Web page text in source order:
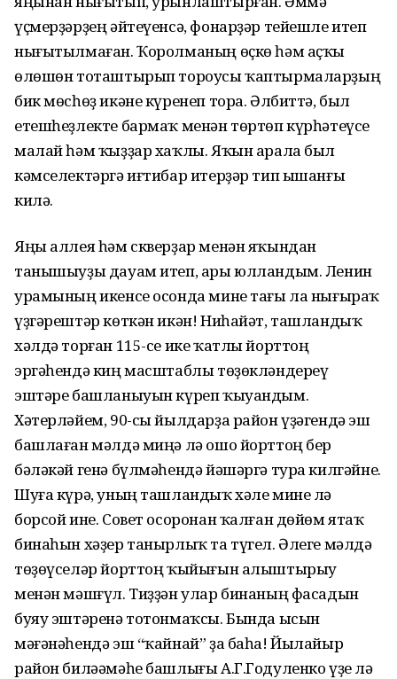
үҫмерҙәрҙең әйтеүенсә, фонарҙәр тейешле итеп
нығытылмаған. Ҡоролманың өҫкө һәм аҫҡы
өлөшөн тоташтырып тороусы ҡаптырмаларҙың
бик мөсһөҙ икәне күренеп тора. Әлбиттә, был
етешһеҙлекте бармаҡ менән төртөп күрһәтеүсе
малай һәм ҡыҙҙар хаҡлы. Яҡын арала был
кәмселектәргә иғтибар итерҙәр тип ышанғы
килә.
Яңы аллея һәм скверҙар менән яҡындан
танышыуҙы дауам итеп, ары юлландым. Ленин
урамының икенсе осонда мине тағы ла нығыраҡ
үҙгәрештәр көткән икән! Ниһайәт, ташландыҡ
хәлдә торған 115-се ике ҡатлы йорттоң
эргәһендә киң масштаблы төҙөкләндереү
эштәре башланыуын күреп ҡыуандым.
Хәтерләйем, 90-сы йылдарҙа район үҙәгендә эш
башлаған мәлдә миңә лә ошо йорттоң бер
бәләкәй генә бүлмәһендә йәшәргә тура килгәйне.
Шуға күрә, уның ташландыҡ хәле мине лә
борсой ине. Совет осоронан ҡалған дөйөм ятаҡ
бинаһын хәҙер танырлыҡ та түгел. Әлеге мәлдә
төҙөүселәр йорттоң ҡыйығын алыштырыу
менән мәшғүл. Тиҙҙән улар бинаның фасадын
буяу эштәренә тотонмаҡсы. Бында ысын
мәғәнәһендә эш “ҡайнай” ҙа баһа! Йылайыр
район биләәмәһе башлығы А.Г.Годуленко үҙе лә